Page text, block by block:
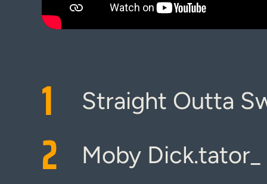
1 Straight Outta
2 Moby Dick.tator_